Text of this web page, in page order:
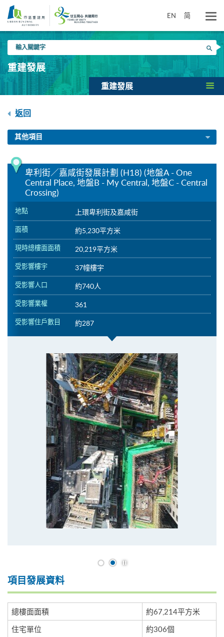
要
內
EN 简
入
關
鍵
搜尋
重建發展
重建發展
返回
其他項目
卑利街／嘉咸街發展計劃 (H18) (地盤A - One
Central Place, 地盤B - My Central, 地盤C - Central
Crossing)
地點 上環卑利街及嘉咸街
面積 約5,230平方米
現時總樓面面積 20,219平方米
受影響樓宇 37幢樓宇
受影響人口 約740人
受影響業權 361
受影響住戶數目 約287
項目發展資料
總樓面面積
約67,214平方米
住宅單位
約306個